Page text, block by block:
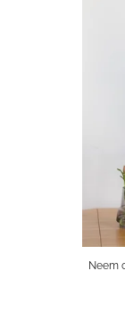
Neem